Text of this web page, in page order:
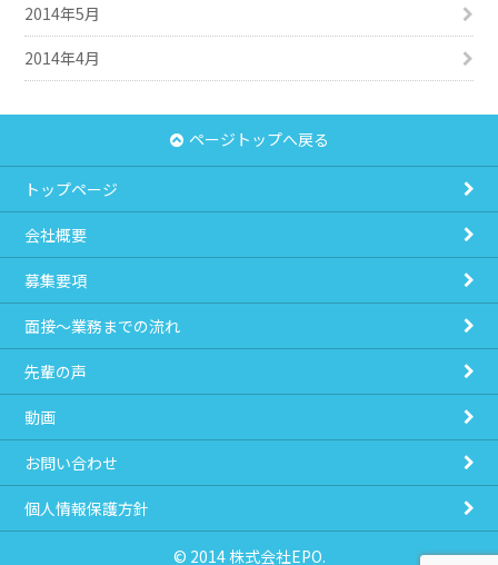
2014年5月
2014年4月
ページトップへ戻る
トップページ
会社概要
募集要項
面接～業務までの流れ
先輩の声
動画
お問い合わせ
個人情報保護方針
© 2014 株式会社EPO.